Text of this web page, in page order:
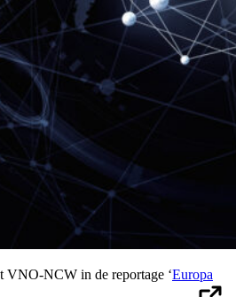
VNO-NCW in de reportage ‘Europa